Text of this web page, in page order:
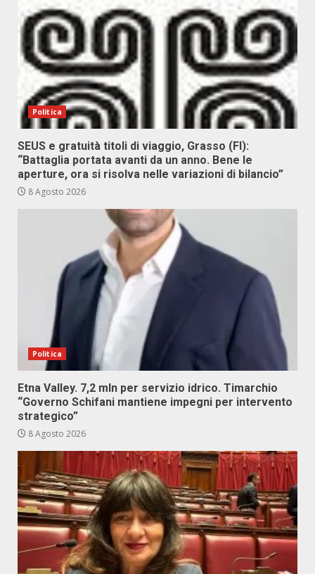
Politica
SEUS e gratuità titoli di viaggio, Grasso (FI):
“Battaglia portata avanti da un anno. Bene le
aperture, ora si risolva nelle variazioni di bilancio”
8 Agosto 2026
Politica
Etna Valley. 7,2 mln per servizio idrico. Timarchio
“Governo Schifani mantiene impegni per intervento
strategico”
8 Agosto 2026